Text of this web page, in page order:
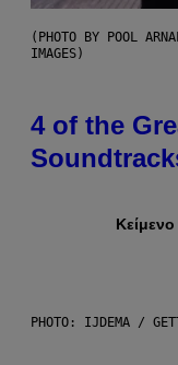
(PHOTO BY POOL
IMAGES)
4 of the
Κείμενο
PHOTO: IJDEMA /